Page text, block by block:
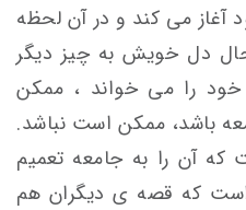
آغاز می کند و در آن لحظه
دل خویش به چیز دیگر
را می خواند ، ممکن
باشد، ممکن است نباشد.
که آن را به جامعه تعمیم
است که قصه ی دیگران هم